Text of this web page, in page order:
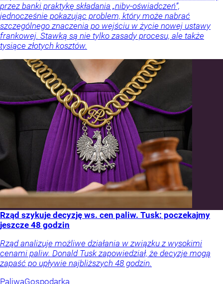
przez banki praktykę składania „niby-oświadczeń”,
jednocześnie pokazując problem, który może nabrać
szczególnego znaczenia po wejściu w życie nowej ustawy
frankowej. Stawką są nie tylko zasady procesu, ale także
tysiące złotych kosztów.
Rząd szykuje decyzję ws. cen paliw. Tusk: poczekajmy
jeszcze 48 godzin
Rząd analizuje możliwe działania w związku z wysokimi
cenami paliw. Donald Tusk zapowiedział, że decyzje mogą
zapaść po upływie najbliższych 48 godzin.
PaliwaGospodarka